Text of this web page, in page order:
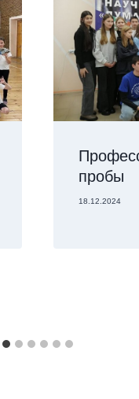
пробы
18.12.2024